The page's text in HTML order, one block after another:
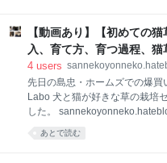
事目 毎日のルーティンにうま
めた当初、2020年5月末、思い
間があったのか定かではありま
すか？ ご質問・猫にサプリメ
ト、給与してます 給与してい
を給与し始めたきっかけは？
必要？ 纏め ご質問・猫にサプ
ントをあげていますか？今度、
す。 サプリメントをあげてい
【動画あり】【初めての
入、育て方、育つ過程、
護猫との生活を綴ります
4 users
先日の島忠・ホームズでの爆買
Labo 犬と猫が好きな草の栽培
した。
ですが、相当前に、一度猫草を
したが、その際に、猫草を食べ
あとで読む